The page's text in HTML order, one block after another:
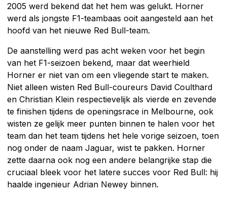
2005 werd bekend dat het hem was gelukt. Horner
werd als jongste F1-teambaas ooit aangesteld aan het
hoofd van het nieuwe Red Bull-team.
De aanstelling werd pas acht weken voor het begin
van het F1-seizoen bekend, maar dat weerhield
Horner er niet van om een vliegende start te maken.
Niet alleen wisten Red Bull-coureurs David Coulthard
en Christian Klein respectievelijk als vierde en zevende
te finishen tijdens de openingsrace in Melbourne, ook
wisten ze gelijk meer punten binnen te halen voor het
team dan het team tijdens het hele vorige seizoen, toen
nog onder de naam Jaguar, wist te pakken. Horner
zette daarna ook nog een andere belangrijke stap die
cruciaal bleek voor het latere succes voor Red Bull: hij
haalde ingenieur Adrian Newey binnen.